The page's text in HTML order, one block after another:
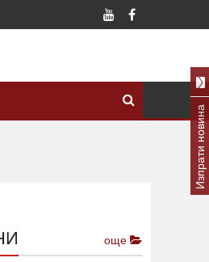
още
Изпрати новина